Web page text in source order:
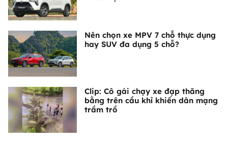
Nên chọn xe MPV 7 chỗ thực dụng
hay SUV đa dụng 5 chỗ?
Clip: Cô gái chạy xe đạp thăng
bằng trên cầu khỉ khiến dân mạng
trầm trồ